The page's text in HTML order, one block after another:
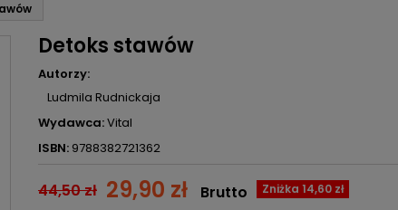
Detoks stawów
Autorzy:
Ludmila Rudnickaja
Wydawca:Vital
ISBN: 9788382721362
44,50 zł 29,90 zł Zniżka 14,60 zł
Brutto